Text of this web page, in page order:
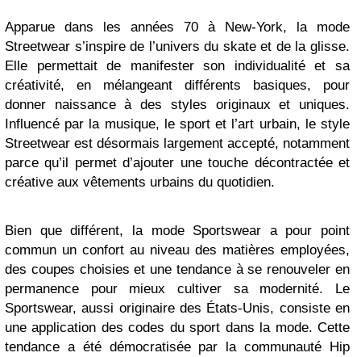
Apparue dans les années 70 à New-York, la mode
Streetwear s’inspire de l’univers du skate et de la glisse.
Elle permettait de manifester son individualité et sa
créativité, en mélangeant différents basiques, pour
donner naissance à des styles originaux et uniques.
Influencé par la musique, le sport et l’art urbain, le style
Streetwear est désormais largement accepté, notamment
parce qu’il permet d’ajouter une touche décontractée et
créative aux vêtements urbains du quotidien.
Bien que différent, la mode Sportswear a pour point
commun un confort au niveau des matières employées,
des coupes choisies et une tendance à se renouveler en
permanence pour mieux cultiver sa modernité. Le
Sportswear, aussi originaire des États-Unis, consiste en
une application des codes du sport dans la mode. Cette
tendance a été démocratisée par la communauté Hip